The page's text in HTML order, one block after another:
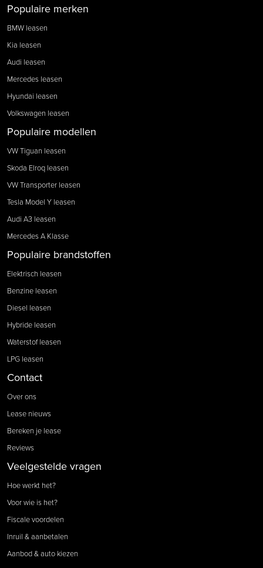
Populaire merken
BMW leasen
Kia leasen
Audi leasen
Mercedes leasen
Hyundai leasen
Volkswagen leasen
Populaire modellen
VW Tiguan leasen
Skoda Elroq leasen
VW Transporter leasen
Tesla Model Y leasen
Audi A3 leasen
Mercedes A Klasse
Populaire brandstoffen
Elektrisch leasen
Benzine leasen
Diesel leasen
Hybride leasen
Waterstof leasen
LPG leasen
Contact
Over ons
Lease nieuws
Bereken je lease
Reviews
Veelgestelde vragen
Hoe werkt het?
Voor wie is het?
Fiscale voordelen
Inruil & aanbetalen
Aanbod & auto kiezen